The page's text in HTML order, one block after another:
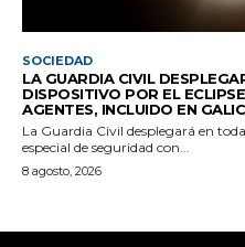
SOCIEDAD
LA GUARDIA CIVIL
DISPOSITIVO POR EL
AGENTES, INCLUIDO EN
La Guardia Civil desplegará en
especial de seguridad con...
8 agosto, 2026